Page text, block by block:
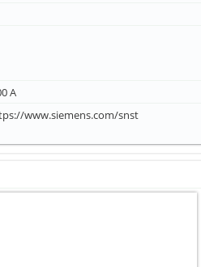
A
www.siemens.com/snst